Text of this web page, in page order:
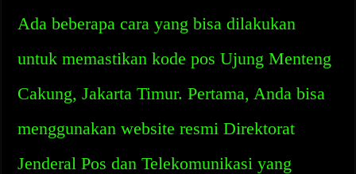
Ada beberapa cara yang bisa dilakukan
untuk memastikan kode pos Ujung Menteng
Cakung, Jakarta Timur. Pertama, Anda bisa
menggunakan website resmi Direktorat
Jenderal Pos dan Telekomunikasi yang